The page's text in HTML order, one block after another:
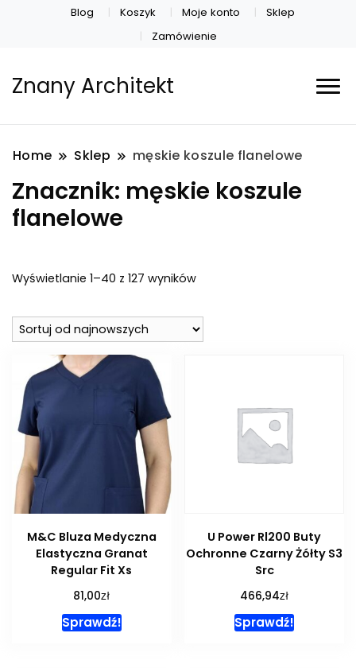
Blog Koszyk Moje konto
Sklep
Zamówienie
Znany Architekt
Home Sklep męskie koszule flanelowe
Znacznik: męskie koszule
flanelowe
Wyświetlanie 1–40 z 127 wynikówPosortowane
najnowszych
M&C Bluza Medyczna
Elastyczna Granat
Regular Fit Xs
81,00zł
Sprawdź!
U Power Rl200 Buty
Ochronne Czarny Żółty S3
Src
466,94zł
Sprawdź!